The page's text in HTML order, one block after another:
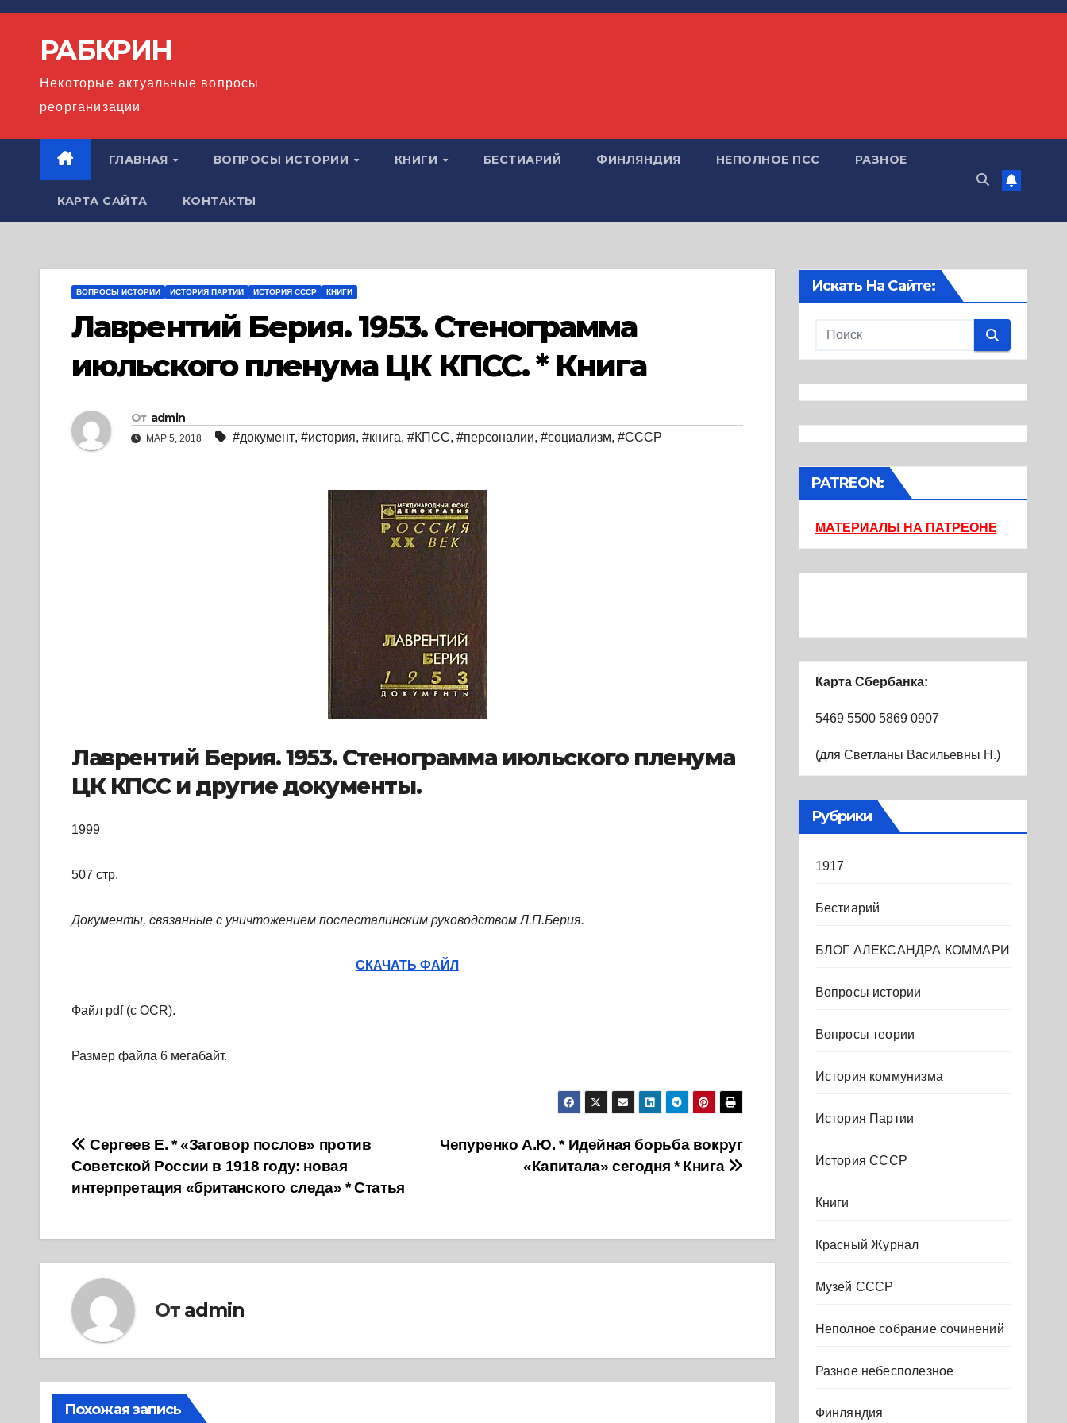
Перейти
содержимомуРАБКРИН
Некоторые актуальные вопросы
реорганизации
ГЛАВНАЯ ВОПРОСЫ ИСТОРИИ КНИГИ БЕСТИАРИЙ ФИНЛЯНДИЯ НЕПОЛНОЕ ПСС РАЗНОЕ
КАРТА САЙТА КОНТАКТЫ
ВОПРОСЫ ИСТОРИИ ИСТОРИЯ ПАРТИИ ИСТОРИЯ СССР КНИГИ
Лаврентий Берия. 1953. Стенограмма
июльского пленума ЦК КПСС. * Книга
От admin
МАР 5, 2018 #документ, #история, #книга, #КПСС, #персоналии, #социализм, #СССР
Лаврентий Берия. 1953. Стенограмма июльского пленума
ЦК КПСС и другие документы.
1999
507 стр.
Документы, связанные с уничтожением послесталинским руководством Л.П.Берия.
СКАЧАТЬ ФАЙЛ
Файл pdf (с OCR).
Размер файла 6 мегабайт.
Навигация
по
Чепуренко А.Ю. * Идейная борьба вокруг
«Капитала» сегодня * Книга
Сергеев Е. * «Заговор послов» против
Советской России в 1918 году: новая
интерпретация «британского следа» * Статья
От admin
Похожая запись
Искать На Сайте:
PATREON:
МАТЕРИАЛЫ НА ПАТРЕОНЕ
Карта Сбербанка:
5469 5500 5869 0907
(для Светланы Васильевны Н.)
Рубрики
1917
Бестиарий
БЛОГ АЛЕКСАНДРА КОММАРИ
Вопросы истории
Вопросы теории
История коммунизма
История Партии
История СССР
Книги
Красный Журнал
Музей СССР
Неполное собрание сочинений
Разное небесполезное
Финляндия